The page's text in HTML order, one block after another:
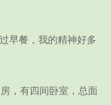
早餐，我的精神好多
，有四间卧室，总面